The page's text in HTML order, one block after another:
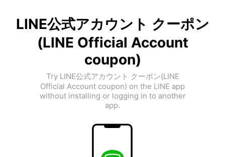
LINE公式アカウント クーポン
(LINE Official Account
coupon)
Try LINE公式アカウント クーポン(LINE
Official Account coupon) on the LINE app
without installing or logging in to another
app.